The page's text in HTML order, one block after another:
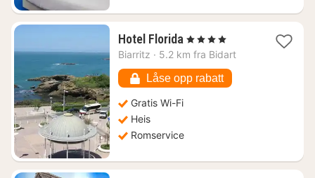
Hotel Florida 1
natt
2078
kr.
, 4 Stjerner
Biarritz · 5.2 km fra Bidart
Låse opp rabatt
Gratis Wi-Fi
Heis
Romservice